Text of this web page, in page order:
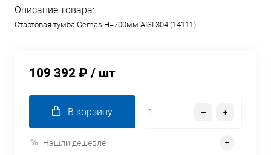
Описание товара:
Стартовая тумба Gemas H=700мм AISI 304 (14111)
109 392 ₽ / шт
В корзину
Нашли дешевле